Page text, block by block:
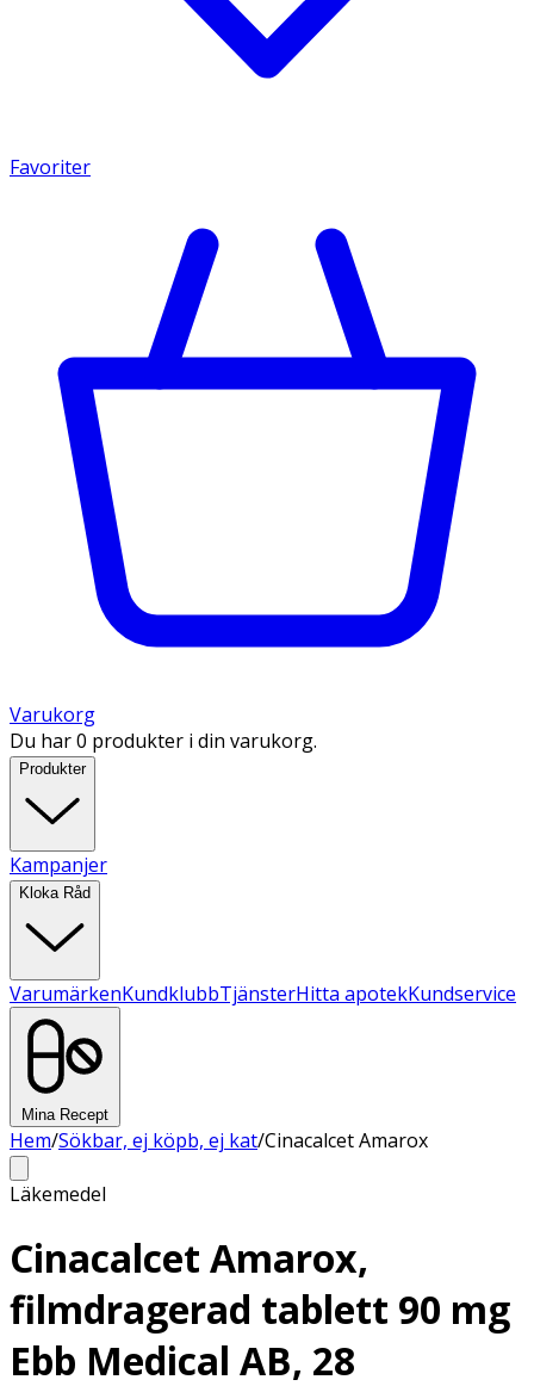
Favoriter
Varukorg
Du har 0 produkter i din varukorg.
Produkter
Kampanjer
Kloka Råd
VarumärkenKundklubbTjänsterHitta apotekKundservice
Mina Recept
Hem/Sökbar, ej köpb, ej kat/Cinacalcet Amarox
Läkemedel
Cinacalcet Amarox,
filmdragerad tablett 90 mg
Ebb Medical AB, 28